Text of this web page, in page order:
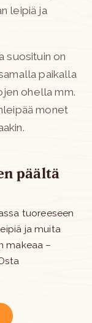
leipiä ja
suosituin on
paikalla
ohella mm.
monet
päältä
tuoreeseen
ja muita
makeaa –